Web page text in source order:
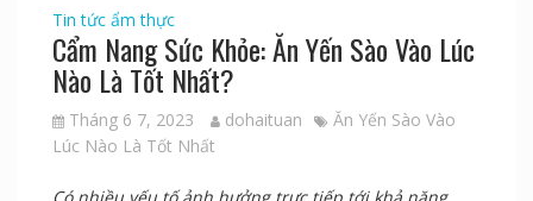
Tin tức ẩm thực
Cẩm Nang Sức Khỏe: Ăn Yến Sào Vào Lúc
Nào Là Tốt Nhất?
Tháng 6 7, 2023 dohaituan
Ăn Yến Sào Vào
Lúc Nào Là Tốt Nhất